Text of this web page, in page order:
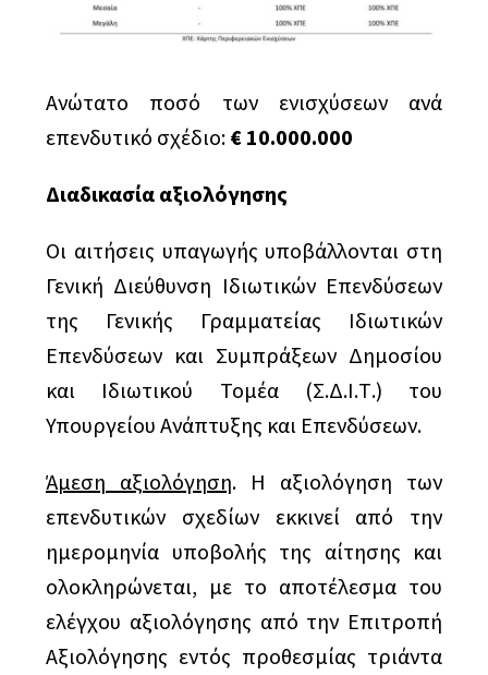
Ανώτατο ποσό των ενισχύσεων ανά
επενδυτικό σχέδιο: € 10.000.000
Διαδικασία αξιολόγησης
Οι αιτήσεις υπαγωγής υποβάλλονται στη
Γενική Διεύθυνση Ιδιωτικών Επενδύσεων
της Γενικής Γραμματείας Ιδιωτικών
Επενδύσεων και Συμπράξεων Δημοσίου
και Ιδιωτικού Τομέα (Σ.Δ.Ι.Τ.) του
Υπουργείου Ανάπτυξης και Επενδύσεων.
Άμεση αξιολόγηση. Η αξιολόγηση των
επενδυτικών σχεδίων εκκινεί από την
ημερομηνία υποβολής της αίτησης και
ολοκληρώνεται, με το αποτέλεσμα του
ελέγχου αξιολόγησης από την Επιτροπή
Αξιολόγησης εντός προθεσμίας τριάντα